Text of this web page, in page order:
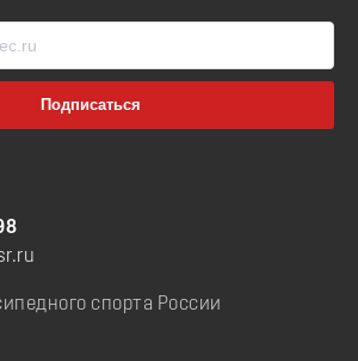
спорта России